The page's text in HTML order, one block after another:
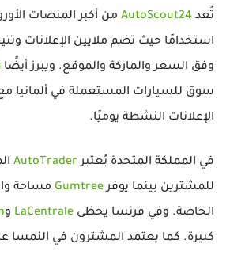
تُعد AutoScout24 من أكبر المنصات
استخدامًا حيث تضم ملايين الإعلانات
وفق السعر والماركة والموقع. ويبرز أيضًا
سوق للسيارات المستعملة في ألمانيا
الإعلانات النشطة يوميًا.
في المملكة المتحدة يُعتبرAutoTrader
للمشترين بينما يوفرGumtree مساحة
الخاصة. وفي فرنسا يحظى LaCentrale و
كبيرة. كما يعتمد المشترون في النمسا